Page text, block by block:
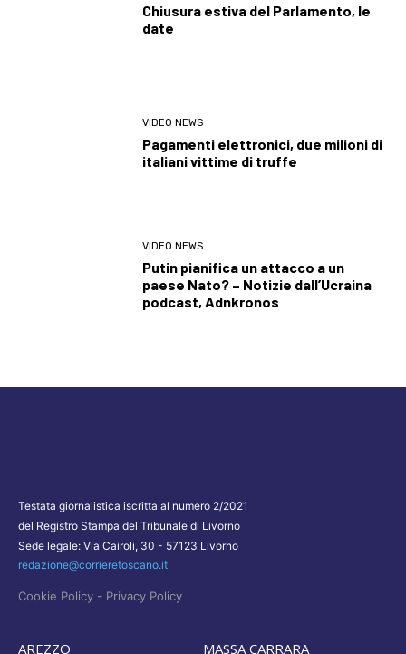
Chiusura estiva del Parlamento, le
date
VIDEO NEWS
Pagamenti elettronici, due milioni di
italiani vittime di truffe
VIDEO NEWS
Putin pianifica un attacco a un
paese Nato? – Notizie dall’Ucraina
podcast, Adnkronos
Testata giornalistica iscritta al numero 2/2021
del Registro Stampa del Tribunale di Livorno
Sede legale: Via Cairoli, 30 - 57123 Livorno
redazione@corrieretoscano.it
Cookie Policy - Privacy Policy
AREZZO MASSA CARRARA